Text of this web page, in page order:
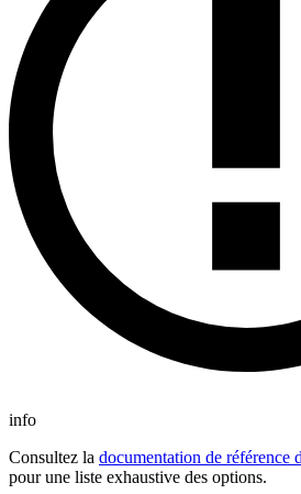
info
Consultez la documentation de
pour une liste exhaustive des options.